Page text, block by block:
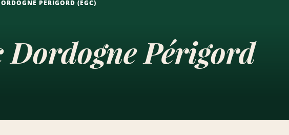
PÉRIGORD (EGC)
Périgord